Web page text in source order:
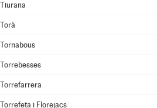
Tiurana
Torà
Tornabous
Torrebesses
Torrefarrera
Torrefeta i Florejacs